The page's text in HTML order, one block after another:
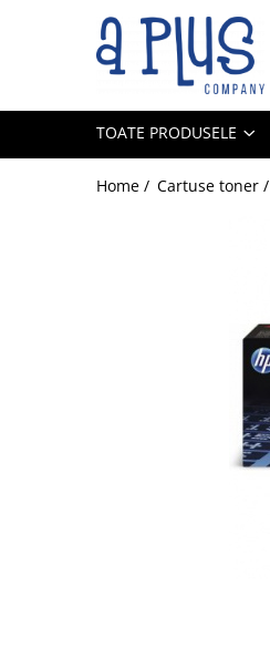
Toate Produsele
Cartuse toner
TOATE PRODUSELE
Home / Cartuse toner /